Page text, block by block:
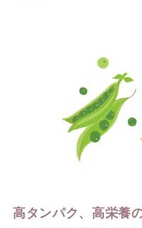
高タンパク、高栄養